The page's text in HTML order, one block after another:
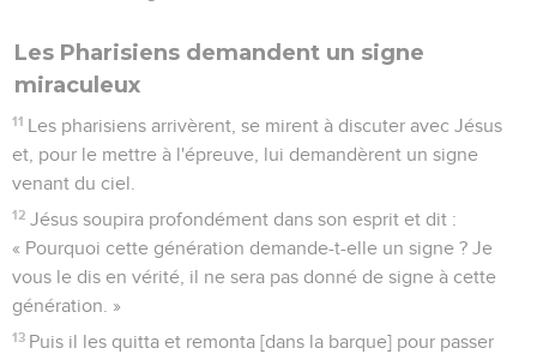
Les Pharisiens demandent un signe
miraculeux
11 Les pharisiens arrivèrent, se mirent à discuter avec Jésus
et, pour le mettre à l'épreuve, lui demandèrent un signe
venant du ciel.
12 Jésus soupira profondément dans son esprit et dit :
« Pourquoi cette génération demande-t-elle un signe ? Je
vous le dis en vérité, il ne sera pas donné de signe à cette
génération. »
13 Puis il les quitta et remonta [dans la barque] pour passer